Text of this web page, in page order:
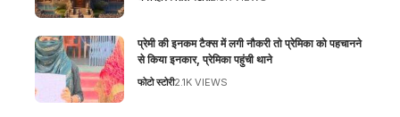
प्रेमी की इनकम टैक्स में लगी नौकरी तो प्रेमिका को पहचानने
से किया इनकार, प्रेमिका पहुंची थाने
फोटो स्टोरी2.1K VIEWS